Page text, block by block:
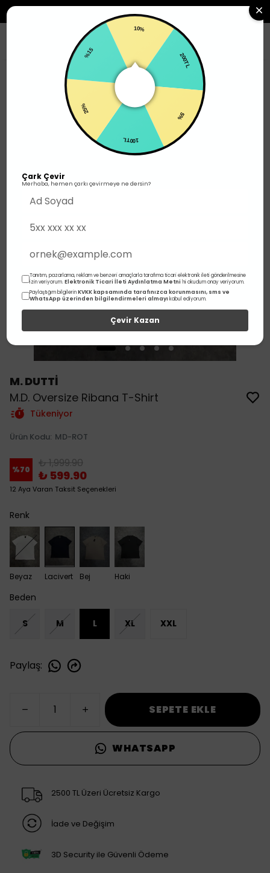
Üst Giyim T-shirt
M. DUTTİ
M.D. Oversize Ribana T-Shirt
Tükeniyor
Ürün Kodu: MD-ROT
%70 ₺ 1,999.90
₺ 599.90
12 Aya Varan Taksit Seçenekleri
Renk
Beyaz Lacivert Bej Haki
Beden
S M L XL XXL
Paylaş:
SEPETE EKLE
WHATSAPP
2500 TL Üzeri Ücretsiz Kargo
İade ve Değişim
3D Security ile Güvenli Ödeme
10%
200TL
5%
100TL
25%
%15
Çark Çevir
Merhaba, hemen çarkı çevirmeye ne dersin?
Tanıtım, pazarlama, reklam ve benzeri amaçlarla tarafıma ticari elektronik ileti gönderilmesine
izin veriyorum.Elektronik Ticari İleti Aydınlatma Metni 'ni okudum onay veriyorum.
Paylaştığım bilgilerinKVKK kapsamında tarafınızca korunmasını, sms ve
WhatsApp üzerinden bilgilendirmeleri almayı kabul ediyorum.
Çevir Kazan